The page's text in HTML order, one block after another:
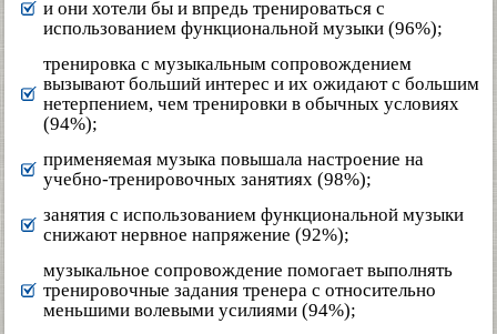
и они хотели бы и впредь тренироваться с
использованием функциональной музыки (96%);
тренировка с музыкальным сопровождением
вызывают больший интерес и их ожидают с большим
нетерпением, чем тренировки в обычных условиях
(94%);
применяемая музыка повышала настроение на
учебно-тренировочных занятиях (98%);
занятия с использованием функциональной музыки
снижают нервное напряжение (92%);
музыкальное сопровождение помогает выполнять
тренировочные задания тренера с относительно
меньшими волевыми усилиями (94%);